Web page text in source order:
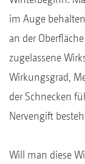
im Auge
an der
zugelassene
Wirkungsgrad,
der Schnecken
Nervengift
Will man diese